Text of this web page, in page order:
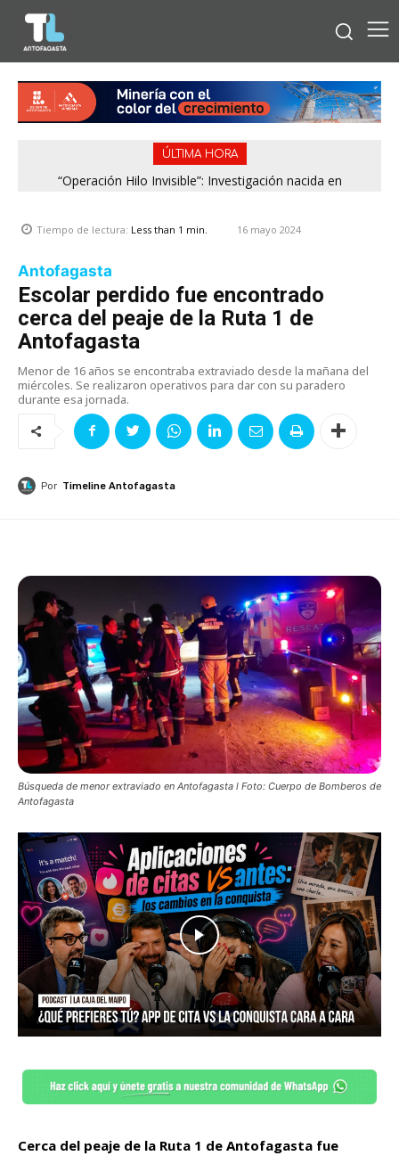
ÚLTIMA HORA
“Operación Hilo Invisible”: Investigación nacida en
Tiempo de lectura: Less than 1 min. 16 mayo 2024
Antofagasta
Escolar perdido fue encontrado
cerca del peaje de la Ruta 1 de
Antofagasta
Menor de 16 años se encontraba extraviado desde la mañana del
miércoles. Se realizaron operativos para dar con su paradero
durante esa jornada.
Por Timeline Antofagasta
Búsqueda de menor extraviado en Antofagasta l Foto: Cuerpo de Bomberos de
Antofagasta
Cerca del peaje de la Ruta 1 de Antofagasta fue